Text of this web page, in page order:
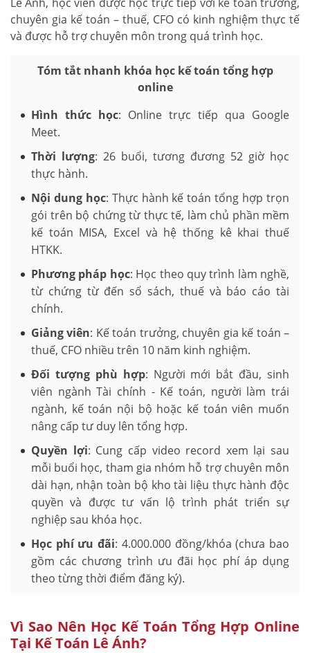
chuyên gia kế toán – thuế, CFO có kinh nghiệm thực tế
và được hỗ trợ chuyên môn trong quá trình học.
Tóm tắt nhanh khóa học kế toán tổng hợp
online
Hình thức học: Online trực tiếp qua Google
Meet.
Thời lượng: 26 buổi, tương đương 52 giờ học
thực hành.
Nội dung học: Thực hành kế toán tổng hợp trọn
gói trên bộ chứng từ thực tế, làm chủ phần mềm
kế toán MISA, Excel và hệ thống kê khai thuế
HTKK.
Phương pháp học: Học theo quy trình làm nghề,
từ chứng từ đến sổ sách, thuế và báo cáo tài
chính.
Giảng viên: Kế toán trưởng, chuyên gia kế toán –
thuế, CFO nhiều trên 10 năm kinh nghiệm.
Đối tượng phù hợp: Người mới bắt đầu, sinh
viên ngành Tài chính - Kế toán, người làm trái
ngành, kế toán nội bộ hoặc kế toán viên muốn
nâng cấp tư duy lên tổng hợp.
Quyền lợi: Cung cấp video record xem lại sau
mỗi buổi học, tham gia nhóm hỗ trợ chuyên môn
dài hạn, nhận toàn bộ kho tài liệu thực hành độc
quyền và được tư vấn lộ trình phát triển sự
nghiệp sau khóa học.
Học phí ưu đãi: 4.000.000 đồng/khóa (chưa bao
gồm các chương trình ưu đãi học phí áp dụng
theo từng thời điểm đăng ký).
Vì Sao Nên Học Kế Toán Tổng Hợp Online
Tại Kế Toán Lê Ánh?